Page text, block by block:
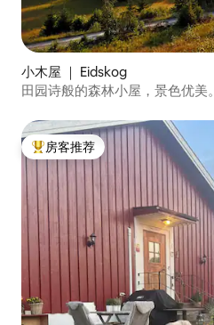
小木屋 ｜ Eidskog
田园诗般的森林小屋，景色优美。
热门「房客推荐」
房客推荐